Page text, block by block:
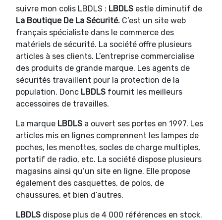
suivre mon colis LBDLS : LBDLS estle diminutif de
La Boutique De La Sécurité. C’est un site web
français spécialiste dans le commerce des
matériels de sécurité. La société offre plusieurs
articles à ses clients. L’entreprise commercialise
des produits de grande marque. Les agents de
sécurités travaillent pour la protection de la
population. Donc LBDLS fournit les meilleurs
accessoires de travailles.
La marque LBDLS a ouvert ses portes en 1997. Les
articles mis en lignes comprennent les lampes de
poches, les menottes, socles de charge multiples,
portatif de radio, etc. La société dispose plusieurs
magasins ainsi qu’un site en ligne. Elle propose
également des casquettes, de polos, de
chaussures, et bien d’autres.
LBDLS dispose plus de 4 000 références en stock.